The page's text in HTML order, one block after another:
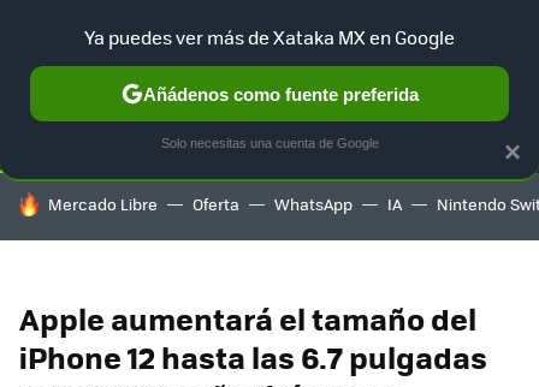
SELECCIÓN GAMING HOME AUTO TERRITORIO
HOY SE HABLA DE
Mercado Libre Oferta WhatsApp IA Nintendo
Apple aumentará el tamaño del
iPhone 12 hasta las 6.7 pulgadas
×
Ya puedes ver más de Xataka MX en Google
Añádenos como fuente preferida
Solo necesitas una cuenta de Google